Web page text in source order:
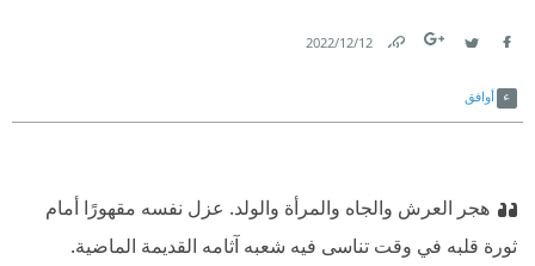
12‏/12‏/2022
أوافق
هجر العرش والجاه والمرأة والولد. عزل نفسه مقهورًا أمام
ثورة قلبه في وقت تناسى فيه شعبه آثامه القديمة الماضية.